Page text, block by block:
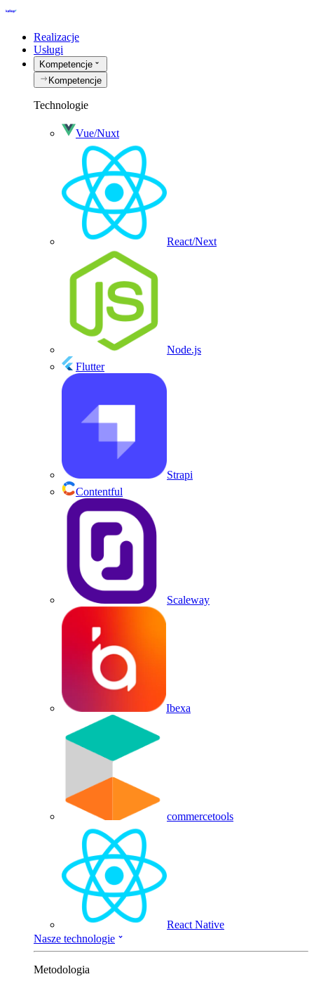
Realizacje
Usługi
Kompetencje
Kompetencje
Technologie
Vue/Nuxt
React/Next
Node.js
Flutter
Strapi
Contentful
Scaleway
Ibexa
commercetools
React Native
Nasze technologie
Metodologia